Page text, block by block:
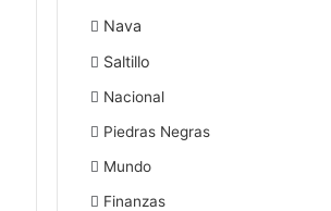
Nava
Saltillo
Nacional
Piedras Negras
Mundo
Finanzas